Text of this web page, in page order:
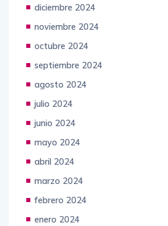
diciembre 2024
noviembre 2024
octubre 2024
septiembre 2024
agosto 2024
julio 2024
junio 2024
mayo 2024
abril 2024
marzo 2024
febrero 2024
enero 2024